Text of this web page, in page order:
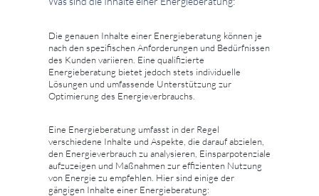
Die genauen Inhalte einer Energieberatung können je
nach den spezifischen Anforderungen und Bedürfnissen
des Kunden variieren. Eine qualifizierte
Energieberatung bietet jedoch stets individuelle
Lösungen und umfassende Unterstützung zur
Optimierung des Energieverbrauchs.
Eine Energieberatung umfasst in der Regel
verschiedene Inhalte und Aspekte, die darauf abzielen,
den Energieverbrauch zu analysieren, Einsparpotenziale
aufzuzeigen und Maßnahmen zur effizienten Nutzung
von Energie zu empfehlen. Hier sind einige der
gängigen Inhalte einer Energieberatung: